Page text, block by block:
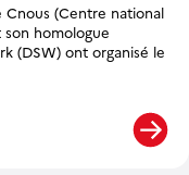
(Centre national
homologue
(DSW) ont organisé le